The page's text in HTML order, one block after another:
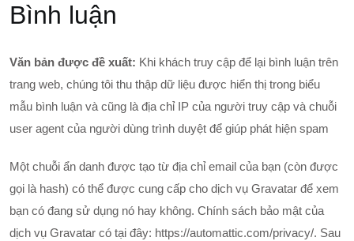
Bình luận
Văn bản được đề xuất: Khi khách truy cập để lại bình luận trên
trang web, chúng tôi thu thập dữ liệu được hiển thị trong biểu
mẫu bình luận và cũng là địa chỉ IP của người truy cập và chuỗi
user agent của người dùng trình duyệt để giúp phát hiện spam
Một chuỗi ẩn danh được tạo từ địa chỉ email của bạn (còn được
gọi là hash) có thể được cung cấp cho dịch vụ Gravatar để xem
bạn có đang sử dụng nó hay không. Chính sách bảo mật của
dịch vụ Gravatar có tại đây: https://automattic.com/privacy/. Sau